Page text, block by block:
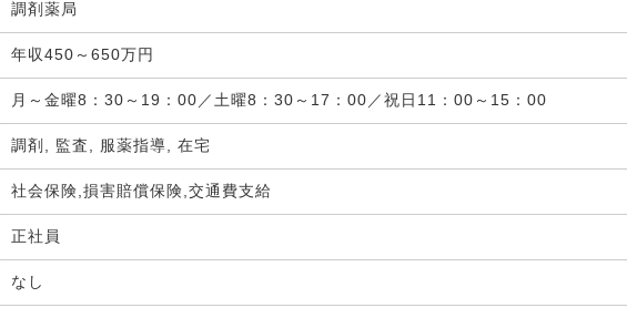
調剤薬局
年収450～650万円
月～金曜8：30～19：00／土曜8：30～17：00／祝日11：00～15：00
調剤, 監査, 服薬指導, 在宅
社会保険,損害賠償保険,交通費支給
正社員
なし